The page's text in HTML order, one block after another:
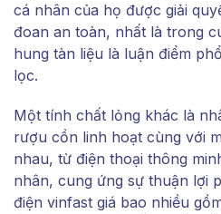
cá nhân của họ được giải
đoan an toàn, nhất là trong
hung tàn liệu là luận điểm
lọc.
Một tính chất lỏng khác là
rượu cồn linh hoạt cùng với
nhau, từ điện thoại thông
nhân, cung ứng sự thuận lợi
điện vinfast giá bao nhiều